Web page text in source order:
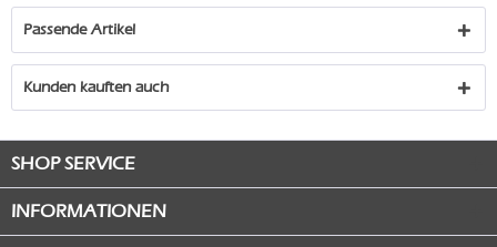
Passende Artikel
Kunden kauften auch
SHOP SERVICE
INFORMATIONEN